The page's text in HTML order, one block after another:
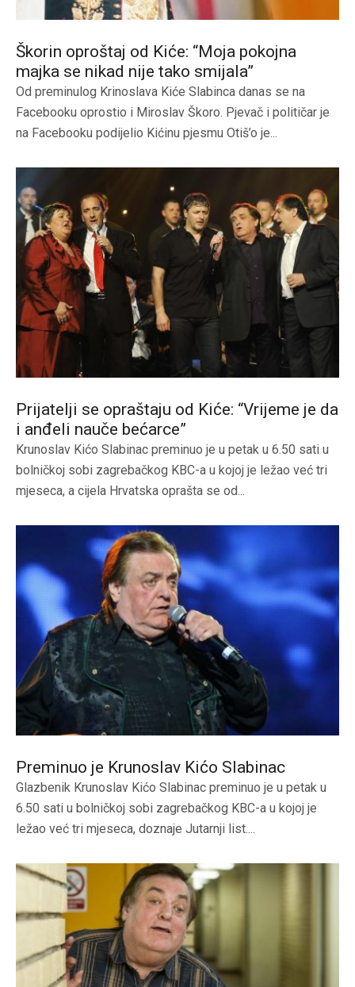
Škorin oproštaj od Kiće: “Moja pokojna
majka se nikad nije tako smijala”
Od preminulog Krinoslava Kiće Slabinca danas se na
Facebooku oprostio i Miroslav Škoro. Pjevač i političar je
na Facebooku podijelio Kićinu pjesmu Otiš’o je...
Prijatelji se opraštaju od Kiće: “Vrijeme je da
i anđeli nauče bećarce”
Krunoslav Kićo Slabinac preminuo je u petak u 6.50 sati u
bolničkoj sobi zagrebačkog KBC-a u kojoj je ležao već tri
mjeseca, a cijela Hrvatska oprašta se od...
Preminuo je Krunoslav Kićo Slabinac
Glazbenik Krunoslav Kićo Slabinac preminuo je u petak u
6.50 sati u bolničkoj sobi zagrebačkog KBC-a u kojoj je
ležao već tri mjeseca, doznaje Jutarnji list....